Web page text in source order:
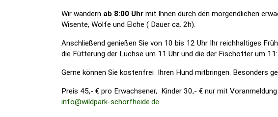
Wir wandern ab 8:00 Uhr mit Ihnen durch den morgendlichen
Wisente, Wölfe und Elche ( Dauer ca. 2h).
Anschließend genießen Sie von 10 bis 12 Uhr Ihr reichhaltiges
die Fütterung der Luchse um 11 Uhr und die der Fischotter um
Gerne können Sie kostenfrei Ihren Hund mitbringen. Besonders
Preis 45,- € pro Erwachsener, Kinder 30,- € nur mit
info@wildpark-schorfheide.de .